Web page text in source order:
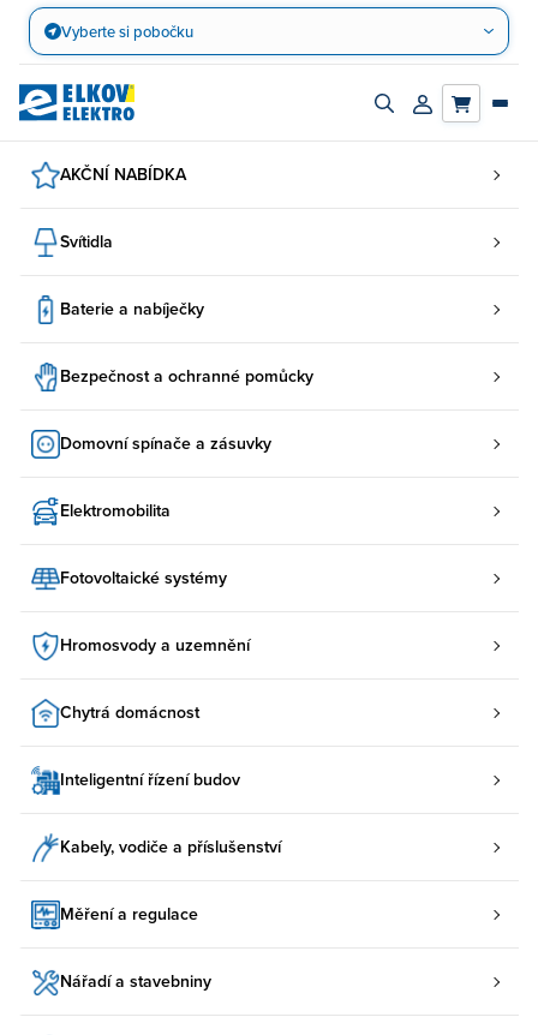
Přejít
obsah
Vyberte si pobočku
Zapnout/vypnout
Přihlásit/
AKČNÍ NABÍDKA
Svítidla
Baterie a nabíječky
Bezpečnost a ochranné pomůcky
Domovní spínače a zásuvky
Elektromobilita
Fotovoltaické systémy
Hromosvody a uzemnění
Chytrá domácnost
Inteligentní řízení budov
Kabely, vodiče a příslušenství
Měření a regulace
Nářadí a stavebniny